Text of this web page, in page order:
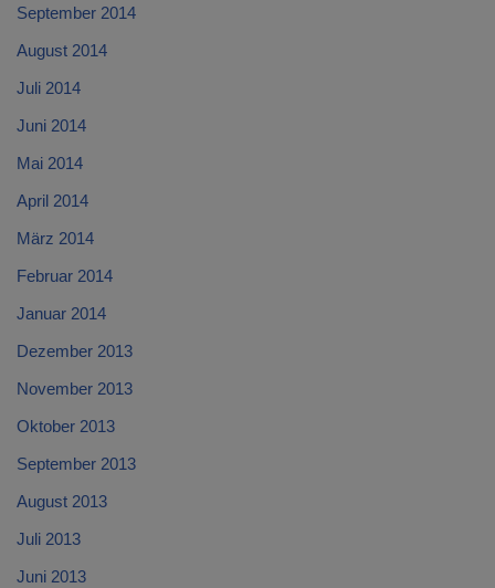
September 2014
August 2014
Juli 2014
Juni 2014
Mai 2014
April 2014
März 2014
Februar 2014
Januar 2014
Dezember 2013
November 2013
Oktober 2013
September 2013
August 2013
Juli 2013
Juni 2013